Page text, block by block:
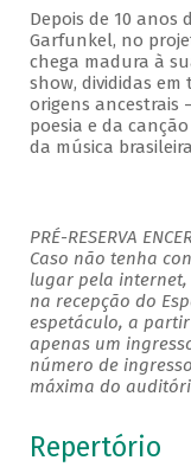
Depois de 10 anos
Garfunkel, no
chega madura à
show, divididas
origens ancestrais
poesia e da
da música
PRÉ-RESERVA
Caso não tenha
lugar pela
na recepção do
espetáculo, a partir
apenas um
número de
máxima do
Repertório